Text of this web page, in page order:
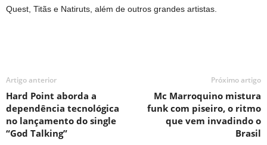
Quest, Titãs e Natiruts, além de outros grandes artistas.
Artigo anterior
Hard Point aborda a
dependência tecnológica
no lançamento do single
“God Talking”
Próximo artigo
Mc Marroquino mistura
funk com piseiro, o ritmo
que vem invadindo o
Brasil